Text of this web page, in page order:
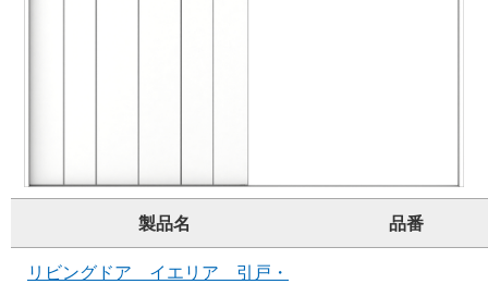
製品名 品番
リビングドア イエリア 引戸・